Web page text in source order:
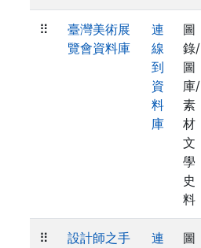
⠿
臺灣美術展
覽會資料庫
連
線
到
資
料
庫
圖
錄/
圖
庫/
素
材
文
學
史
料
⠿ 設計師之手
連
圖